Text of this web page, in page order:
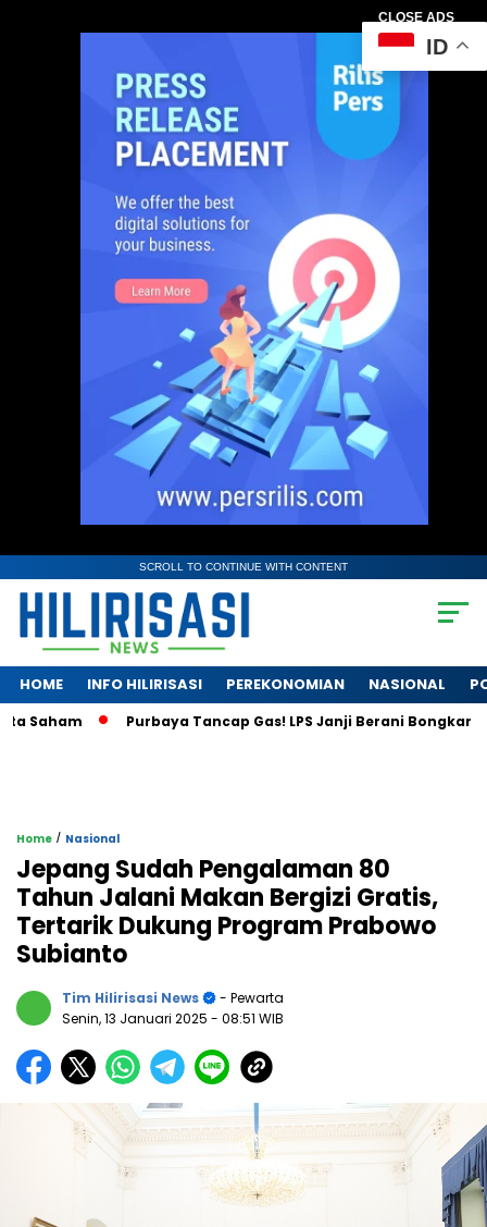
CLOSE ADS
SCROLL TO CONTINUE WITH CONTENT
HOME INFO HILIRISASI PEREKONOMIAN NASIONAL
Purbaya Tancap Gas! LPS Janji Berani Bongkar Krisis
Home / Nasional
Jepang Sudah Pengalaman 80
Tahun Jalani Makan Bergizi Gratis,
Tertarik Dukung Program Prabowo
Subianto
Tim Hilirisasi News
- Pewarta
Senin, 13 Januari 2025 - 08:51 WIB
ID